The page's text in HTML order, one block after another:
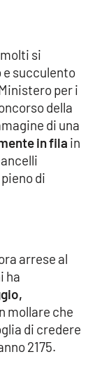
si
e succulento
per i
della
di una
in fila in
di
arrese al
ha
mollare che
di credere
2175.